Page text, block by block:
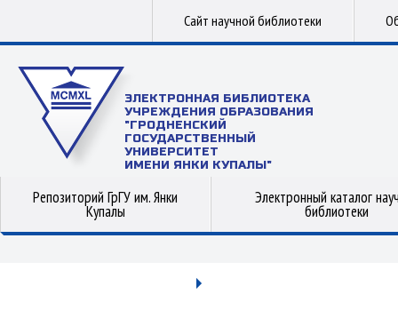
Сайт научной библиотеки
ЭЛЕКТРОННАЯ БИБЛИОТЕКА
УЧРЕЖДЕНИЯ ОБРАЗОВАНИЯ
"ГРОДНЕНСКИЙ
ГОСУДАРСТВЕННЫЙ
УНИВЕРСИТЕТ
ИМЕНИ ЯНКИ КУПАЛЫ"
Репозиторий ГрГУ им. Янки
Купалы
Электронный каталог
библиотеки